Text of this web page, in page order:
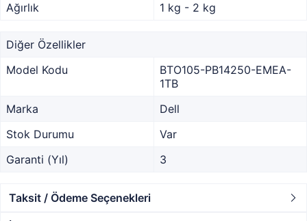
Ağırlık
1 kg - 2 kg
Diğer Özellikler
Model Kodu
BTO105-PB14250-EMEA-
1TB
Marka
Dell
Stok Durumu
Var
Garanti (Yıl)
3
Taksit / Ödeme Seçenekleri